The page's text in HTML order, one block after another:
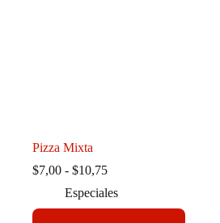
Pizza Mixta
$7,00 - $10,75Rango
precios:
desde
Especiales
Este